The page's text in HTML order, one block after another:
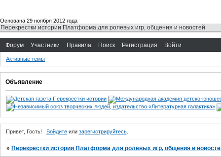
Основана 29 ноября 2012 года
Перекрестки истории Платформа для ролевых игр, общения и новостей
Форум Участники Правила Поиск Регистрация Войти
Активные темы
Объявление
Привет, Гость! Войдитеили зарегистрируйтесь.
» Перекрестки истории Платформа для ролевых игр, общения и